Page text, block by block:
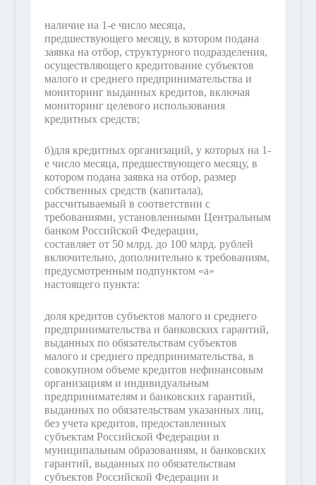
наличие на 1-е число месяца,
предшествующего месяцу, в котором подана
заявка на отбор, структурного подразделения,
осуществляющего кредитование субъектов
малого и среднего предпринимательства и
мониторинг выданных кредитов, включая
мониторинг целевого использования
кредитных средств;
б)для кредитных организаций, у которых на 1-
е число месяца, предшествующего месяцу, в
котором подана заявка на отбор, размер
собственных средств (капитала),
рассчитываемый в соответствии с
требованиями, установленными Центральным
банком Российской Федерации,
составляет от 50 млрд. до 100 млрд. рублей
включительно, дополнительно к требованиям,
предусмотренным подпунктом «а»
настоящего пункта:
доля кредитов субъектов малого и среднего
предпринимательства и банковских гарантий,
выданных по обязательствам субъектов
малого и среднего предпринимательства, в
совокупном объеме кредитов нефинансовым
организациям и индивидуальным
предпринимателям и банковских гарантий,
выданных по обязательствам указанных лиц,
без учета кредитов, предоставленных
субъектам Российской Федерации и
муниципальным образованиям, и банковских
гарантий, выданных по обязательствам
субъектов Российской Федерации и